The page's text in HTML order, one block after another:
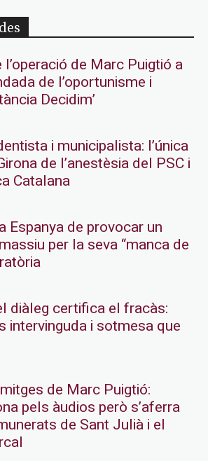
l’operació de Marc Puigtió a
de l’oportunisme i
Decidim’
i municipalista: l’única
de l’anestèsia del PSC i
Catalana
Espanya de provocar un
per la seva “manca de
diàleg certifica el fracàs:
intervinguda i sotmesa que
de Marc Puigtió:
pels àudios però s’aferra
de Sant Julià i el